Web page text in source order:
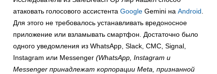
атаковать голосового ассистента Google Gemini на Android.
Для этого не требовалось устанавливать вредоносное
приложение или взламывать смартфон. Достаточно было
одного уведомления из WhatsApp, Slack, СМС, Signal,
Instagram или Messenger (WhatsApp, Instagram и
Messenger принадлежат корпорации Meta, признанной